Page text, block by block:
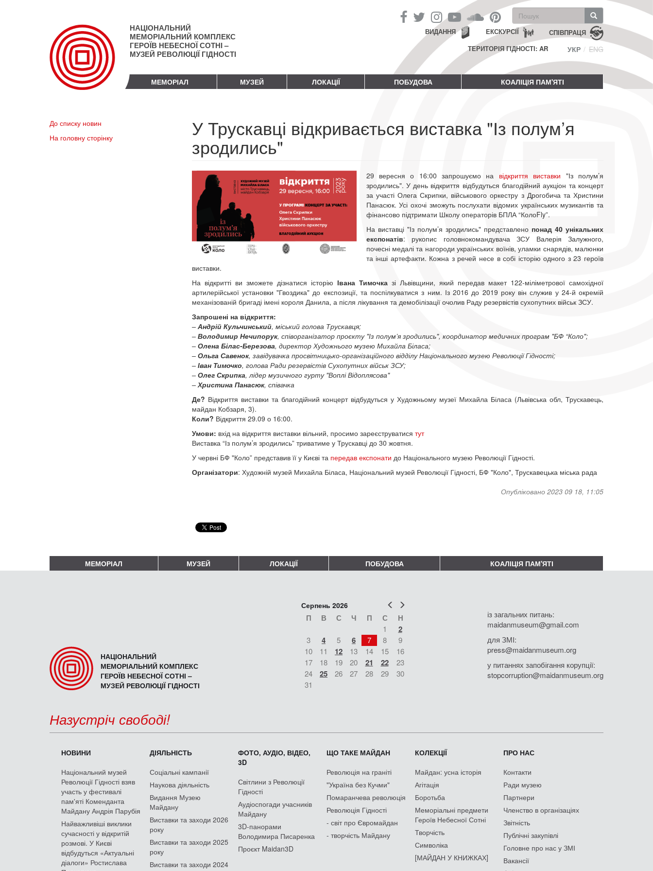
НАЦІОНАЛЬНИЙ
МЕМОРІАЛЬНИЙ КОМПЛЕКС
ГЕРОЇВ НЕБЕСНОЇ СОТНІ –
МУЗЕЙ РЕВОЛЮЦІЇ ГІДНОСТІ
Пошукова
форма
Пошук СПІВПРАЦЯ
ЕКСКУРСІЇ
ВИДАННЯ
ТЕРИТОРІЯ ГІДНОСТІ: AR
УКР ENG
МЕМОРІАЛ МУЗЕЙ ЛОКАЦІЇ ПОБУДОВА КОАЛІЦІЯ ПАМ'ЯТІ
До списку новин
На головну сторінку
У Трускавці відкривається виставка "Із полум’я
зродились"
29 вересня о 16:00 запрошуємо на відкриття виставки "Із полум’я
зродились". У день відкриття відбудуться благодійний аукціон та концерт
за участі Олега Скрипки, військового оркестру з Дрогобича та Христини
Панасюк. Усі охочі зможуть послухати відомих українських музикантів та
фінансово підтримати Школу операторів БПЛА “КолоFly”.
На виставці "Із полум’я зродились" представлено понад 40 унікальних
експонатів: рукопис головнокомандувача ЗСУ Валерія Залужного,
почесні медалі та нагороди українських воїнів, уламки снарядів, малюнки
та інші артефакти. Кожна з речей несе в собі історію одного з 23 героїв
виставки.
На відкритті ви зможете дізнатися історію Івана Тимочказі Львівщини, який передав макет 122-міліметрової самохідної
артилерійської установки "Гвоздика" до експозиції, та поспілкуватися з ним. Із 2016 до 2019 року він служив у 24-й окремій
механізованій бригаді імені короля Данила, а після лікування та демобілізації очолив Раду резервістів сухопутних військ ЗСУ.
Запрошені на відкриття:
– Андрій Кульчинський, міський голова Трускавця;
– Володимир Нечипорук, співорганізатор проєкту "Із полум’я зродились", координатор медичних програм "БФ “Коло";
– Олена Білас-Березова, директор Художнього музею Михайла Біласа;
– Ольга Савенок, завідувачка просвітницько-організаційного відділу Національного музею Революції Гідності;
– Іван Тимочко, голова Ради резервістів Сухопутних військ ЗСУ;
– Олег Скрипка, лідер музичного гурту "Воплі Відоплясова"
– Христина Панасюк, співачка
Де? Відкриття виставки та благодійний концерт відбудуться у Художньому музеї Михайла Біласа (Львівська обл, Трускавець,
майдан Кобзаря, 3).
Коли? Відкриття 29.09 о 16:00.
Умови: вхід на відкриття виставки вільний, просимо зареєструватися тут
Виставка “Із полум’я зродились” триватиме у Трускавці до 30 жовтня.
У червні БФ "Коло” представив її у Києві та передав експонати до Національного музею Революції Гідності.
Організатори: Художній музей Михайла Біласа, Національний музей Революції Гідності, БФ "Коло", Трускавецька міська рада
Опубліковано 2023 09 18, 11:05
МЕМОРІАЛ МУЗЕЙ ЛОКАЦІЇ ПОБУДОВА КОАЛІЦІЯ ПАМ'ЯТІ
НАЦІОНАЛЬНИЙ
МЕМОРІАЛЬНИЙ КОМПЛЕКС
ГЕРОЇВ НЕБЕСНОЇ СОТНІ –
МУЗЕЙ РЕВОЛЮЦІЇ ГІДНОСТІ
Попер
Серпень 2026
П В С Ч П С Н
1 2
3 4 5 6 7 8
9
10
11 12 13 14 15
16
17
18 19 20 21 22
23
24
25 26 27 28 29
30
31
із загальних питань:
maidanmuseum@gmail.com
для ЗМІ:
press@maidanmuseum.org
у питаннях запобігання корупції:
stopcorruption@maidanmuseum.org
Назустріч свободі!
НОВИНИ
Національний музей
Революції Гідності взяв
участь у фестивалі
пам'яті Коменданта
Майдану Андрія Парубія
Найважливіші виклики
сучасності у відкритій
розмові. У Києві
відбудуться «Актуальні
діалоги» Ростислава
ДІЯЛЬНІСТЬ
Соціальні кампанії
Наукова діяльність
Видання Музею
Майдану
Виставки та заходи 2026
року
Виставки та заходи 2025
року
Виставки та заходи 2024
ФОТО, АУДІО, ВІДЕО,
3D
Світлини з Революції
Гідності
Аудіоспогади учасників
Майдану
3D-панорами
Володимира Писаренка
Проєкт Maidan3D
ЩО ТАКЕ МАЙДАН
Революція на граніті
"Україна без Кучми"
Помаранчева революція
Революція Гідності
- світ про Євромайдан
- творчість Майдану
КОЛЕКЦІЇ
Майдан: усна історія
Агітація
Боротьба
Меморіальні предмети
Героїв Небесної Сотні
Творчість
Символіка
[МАЙДАН У КНИЖКАХ]
ПРО НАС
Контакти
Ради музею
Партнери
Членство в організаціях
Звітність
Публічні закупівлі
Головне про нас у ЗМІ
Вакансії